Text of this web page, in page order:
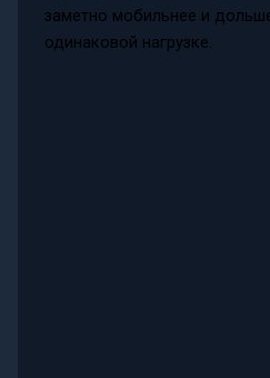
заметно мобильнее и
одинаковой нагрузке.